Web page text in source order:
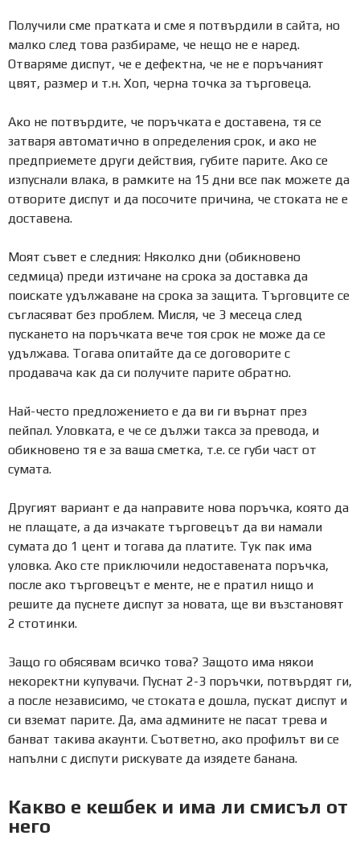
Получили сме пратката и сме я потвърдили в сайта, но
малко след това разбираме, че нещо не е наред.
Отваряме диспут, че е дефектна, че не е поръчаният
цвят, размер и т.н. Хоп, черна точка за търговеца.
Ако не потвърдите, че поръчката е доставена, тя се
затваря автоматично в определения срок, и ако не
предприемете други действия, губите парите. Ако се
изпуснали влака, в рамките на 15 дни все пак можете да
отворите диспут и да посочите причина, че стоката не е
доставена.
Моят съвет е следния: Няколко дни (обикновено
седмица) преди изтичане на срока за доставка да
поискате удължаване на срока за защита. Търговците се
съгласяват без проблем. Мисля, че 3 месеца след
пускането на поръчката вече тоя срок не може да се
удължава. Тогава опитайте да се договорите с
продавача как да си получите парите обратно.
Най-често предложението е да ви ги върнат през
пейпал. Уловката, е че се дължи такса за превода, и
обикновено тя е за ваша сметка, т.е. се губи част от
сумата.
Другият вариант е да направите нова поръчка, която да
не плащате, а да изчакате търговецът да ви намали
сумата до 1 цент и тогава да платите. Тук пак има
уловка. Ако сте приключили недоставената поръчка,
после ако търговецът е менте, не е пратил нищо и
решите да пуснете диспут за новата, ще ви възстановят
2 стотинки.
Защо го обясявам всичко това? Защото има някои
некоректни купувачи. Пуснат 2-3 поръчки, потвърдят ги,
а после независимо, че стоката е дошла, пускат диспут и
си вземат парите. Да, ама админите не пасат трева и
банват такива акаунти. Съответно, ако профилът ви се
напълни с диспути рискувате да изядете банана.
Какво е кешбек и има ли смисъл от
него